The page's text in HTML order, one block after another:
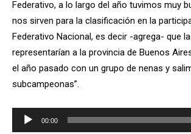
Federativo, a lo largo del año tuvimos muy
nos sirven para la clasificación en la
Federativo Nacional, es decir -agrega- que
representarían a la provincia de Buenos
el año pasado con un grupo de nenas y
subcampeonas”.
Reproductor
de
00:00